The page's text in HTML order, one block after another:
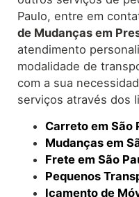
Paulo, entre em
de Mudanças em
atendimento
modalidade de
com a sua
serviços através dos
Carreto em São
Mudanças em
Frete em São
Pequenos
Içamento de